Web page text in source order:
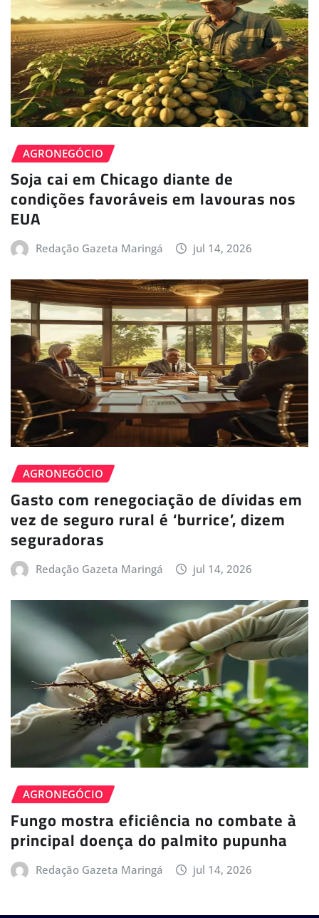
AGRONEGÓCIO
Soja cai em Chicago diante de
condições favoráveis em lavouras nos
EUA
Redação Gazeta Maringá jul 14, 2026
AGRONEGÓCIO
Gasto com renegociação de dívidas em
vez de seguro rural é ‘burrice’, dizem
seguradoras
Redação Gazeta Maringá jul 14, 2026
AGRONEGÓCIO
Fungo mostra eficiência no combate à
principal doença do palmito pupunha
Redação Gazeta Maringá jul 14, 2026